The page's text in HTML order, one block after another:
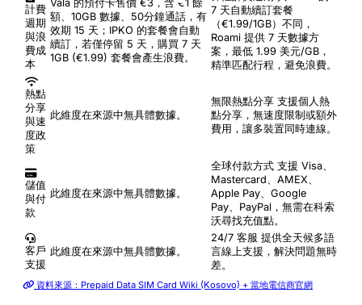
計費
週期
與浪
費成
本
Vala 的預付卡售價 €3，含 €1 餘
額、10GB 數據、50分鐘通話，有
效期 15 天；IPKO 的套餐會自動
續訂，若僅停留 5 天，購買 7 天
1GB (€1.99) 套餐會產生浪費。
7 天自動續訂套餐
（€1.99/1GB）不同，
Roami 提供 7 天數據方
案，最低 1.99 美元/GB，
精準匹配行程，避免浪費。
熱點
分享
與速
度政
策
此維度在來源中無具體數據。
無限熱點分享 支援個人熱
點分享，無速度限制或額外
費用，讓多裝置同時連線。
儲值
與付
款
此維度在來源中無具體數據。
全球付款方式 支援 Visa、
Mastercard、AMEX、
Apple Pay、Google
Pay、PayPal，無需在科索
沃尋找充值點。
客戶
支援
此維度在來源中無具體數據。
24/7 客服 提供全天候多語
言線上支援，解決問題無時
差。
資料來源：Prepaid Data SIM Card Wiki (Kosovo) + 當地電信商官網